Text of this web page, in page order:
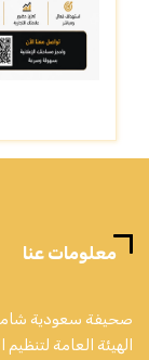
معلومات عنا
صحيفة سعودية